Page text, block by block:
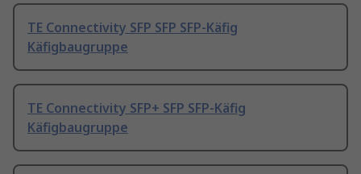
TE Connectivity SFP SFP SFP-Käfig
Käfigbaugruppe
TE Connectivity SFP+ SFP SFP-Käfig
Käfigbaugruppe